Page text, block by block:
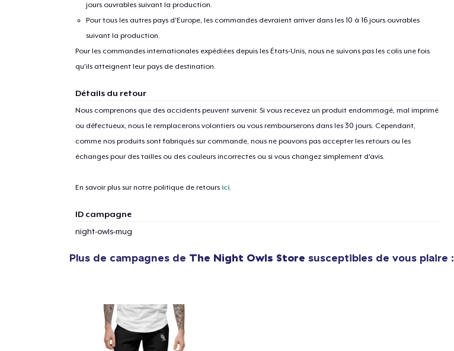
jours ouvrables suivant la production.
Pour tous les autres pays d'Europe, les commandes devraient arriver dans les 10 à 16 jours ouvrables
suivant la production.
Pour les commandes internationales expédiées depuis les États-Unis, nous ne suivons pas les colis une fois
qu'ils atteignent leur pays de destination.
Détails du retour
Nous comprenons que des accidents peuvent survenir. Si vous recevez un produit endommagé, mal imprimé
ou défectueux, nous le remplacerons volontiers ou vous rembourserons dans les 30 jours. Cependant,
comme nos produits sont fabriqués sur commande, nous ne pouvons pas accepter les retours ou les
échanges pour des tailles ou des couleurs incorrectes ou si vous changez simplement d'avis.
En savoir plus sur notre politique de retours ici.
ID campagne
night-owls-mug
Plus de campagnes de The Night Owls Store susceptibles de vous plaire :
Vérification